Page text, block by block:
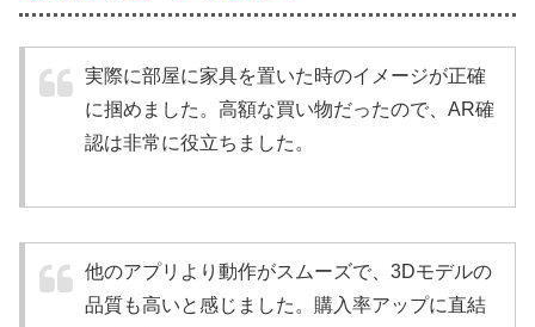
実際に部屋に家具を置いた時のイメージが正確
に掴めました。高額な買い物だったので、AR確
認は非常に役立ちました。
他のアプリより動作がスムーズで、3Dモデルの
品質も高いと感じました。購入率アップに直結